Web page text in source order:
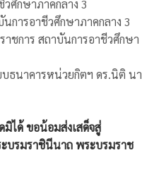
ศึกษาภาคกลาง 3
การอาชีวศึกษาภาคกลาง 3
ชการ สถาบันการอาชีวศึกษา
ธนาคารหน่วยกิตฯ ดร.นิติ นา
ได้ ขอน้อมส่งเสด็จสู่
ะบรมราชินีนาถ พระบรมราช